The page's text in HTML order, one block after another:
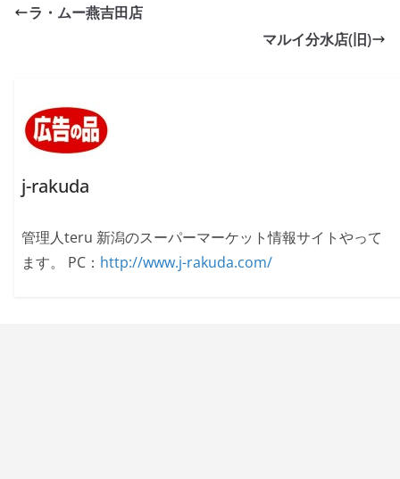
ラ・ムー燕吉田店
マルイ分水店(旧)
j-rakuda
管理人teru 新潟のスーパーマーケット情報サイトやって
ます。 PC： http://www.j-rakuda.com/